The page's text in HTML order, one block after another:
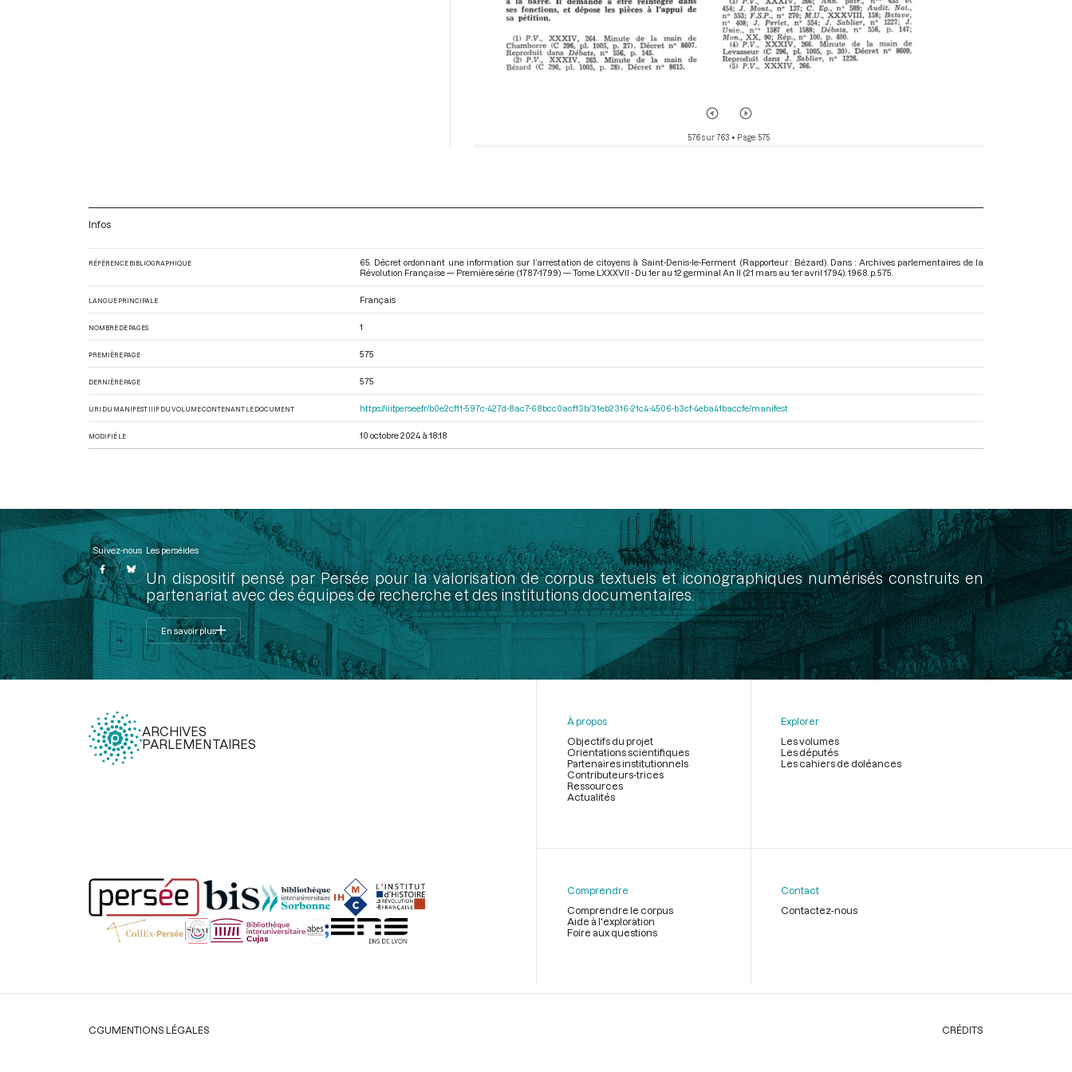
576 sur 763 • Page 575
Infos
RÉFÉRENCE BIBLIOGRAPHIQUE
65. Décret ordonnant une information sur l’arrestation de citoyens à Saint-Denis-le-Ferment (Rapporteur : Bézard). Dans : Archives parlementaires de la
Révolution Française — Première série (1787-1799) — Tome LXXXVII - Du 1er au 12 germinal An II (21 mars au 1er avril 1794) . 1968. p. 575.
LANGUE PRINCIPALE Français
NOMBRE DE PAGES 1
PREMIÈRE PAGE 575
DERNIÈRE PAGE 575
URI DU MANIFEST IIIF DU VOLUME CONTENANT LE DOCUMENT https://iiif.persee.fr/b0e2cf11-597c-427d-8ac7-68bcc0acf13b/31eb2316-21c4-4506-b3cf-4eba41baccfe/manifest
MODIFIÉ LE 10 octobre 2024 à 18:18
Suivez-nous Les perséides
Un dispositif pensé par Persée pour la valorisation de corpus textuels et iconographiques numérisés construits en
partenariat avec des équipes de recherche et des institutions documentaires.
En savoir plus
ARCHIVES
PARLEMENTAIRES
page
À propos
Objectifs du projet
Orientations scientifiques
Partenaires institutionnels
Contributeurs-trices
Ressources
Actualités
Explorer
Les volumes
Les députés
Les cahiers de doléances
Comprendre
Comprendre le corpus
Aide à l'exploration
Foire aux questions
Contact
Contactez-nous
Légal
CGUMENTIONS LÉGALES CRÉDITS